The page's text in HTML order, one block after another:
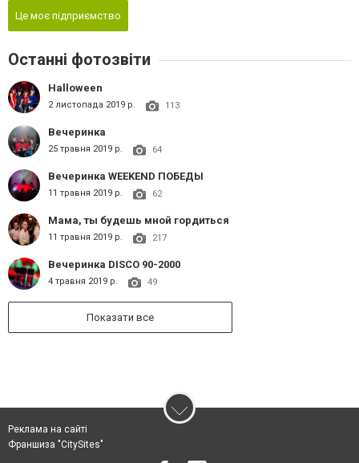
Це моє підприємство
Останні фотозвіти
Halloween
2 листопада 2019 р. 113
Вечеринка
25 травня 2019 р. 64
Вечеринка WEEKEND ПОБЕДЫ
11 травня 2019 р. 62
Мама, ты будешь мной гордиться
11 травня 2019 р. 217
Вечеринка DISCO 90-2000
4 травня 2019 р. 49
Показати все
Реклама на сайті
Франшиза "CitySites"